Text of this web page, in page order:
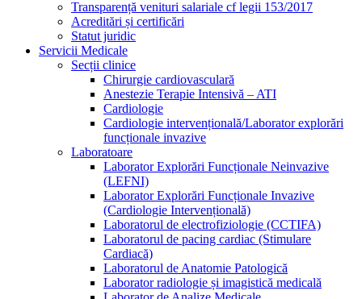
Transparență venituri salariale cf legii 153/2017
Acreditări și certificări
Statut juridic
Servicii Medicale
Secții clinice
Chirurgie cardiovasculară
Anestezie Terapie Intensivă – ATI
Cardiologie
Cardiologie intervențională/Laborator explorări
funcționale invazive
Laboratoare
Laborator Explorări Funcționale Neinvazive
(LEFNI)
Laborator Explorări Funcționale Invazive
(Cardiologie Intervențională)
Laboratorul de electrofiziologie (CCTIFA)
Laboratorul de pacing cardiac (Stimulare
Cardiacă)
Laboratorul de Anatomie Patologică
Laborator radiologie și imagistică medicală